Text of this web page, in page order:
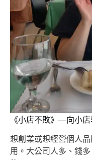
《小店不敗》—向小
想創業或想經營個人
用。大公司人多、錢